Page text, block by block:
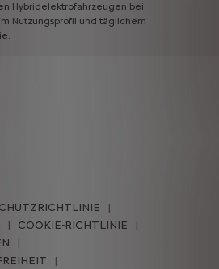
Hybridelektrofahrzeugen bei
Nutzungsprofil und täglichem
COOKIE-RICHTLINIE